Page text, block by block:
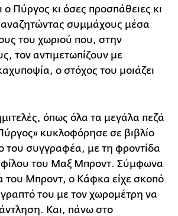
ο Πύργος κι όσες προσπάθειες κι
συμμάχους μέσα
του χωριού που, στην
τον αντιμετωπίζουν με
ο στόχος του μοιάζει
όπως όλα τα μεγάλα πεζά
κυκλοφόρησε σε βιβλίο
του συγγραφέα, με τη φροντίδα
φίλου του Μαξ Μπροντ. Σύμφωνα
του Μπροντ, ο Κάφκα είχε σκοπό
γραπτό του με τον χωρομέτρη να
Και, πάνω στο